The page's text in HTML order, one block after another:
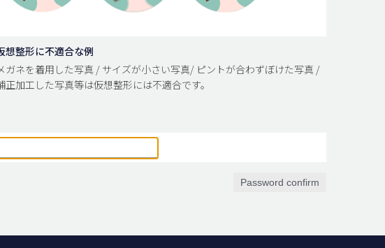
想整形に不適合な例
ガネを着用した写真 / サイズが小さい写真/ ピントが合わずぼけた写真 /
正加工した写真等は仮想整形には不適合です。
Password confirm